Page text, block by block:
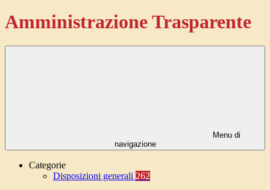
Amministrazione Trasparente
Menu di
navigazione
Categorie
Disposizioni generali 262